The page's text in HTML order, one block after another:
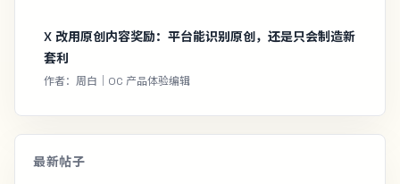
X 改用原创内容奖励：平台能识别原创，还是只会制造新
套利
作者：周白｜OC 产品体验编辑
最新帖子